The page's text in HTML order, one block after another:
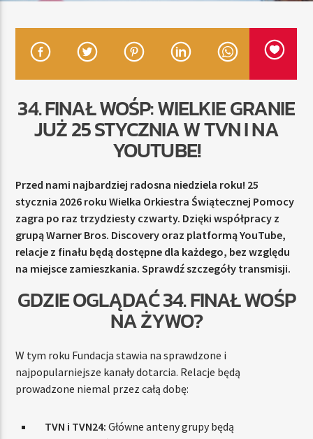
TERAZ
RADIO STREFA MUZY
21:00
34. FINAŁ WOŚP: WIELKIE GRANIE
JUŻ 25 STYCZNIA W TVN I NA
YOUTUBE!
Przed nami najbardziej radosna niedziela roku! 25
stycznia 2026 roku Wielka Orkiestra Świątecznej Pomocy
zagra po raz trzydziesty czwarty. Dzięki współpracy z
grupą Warner Bros. Discovery oraz platformą YouTube,
relacje z finału będą dostępne dla każdego, bez względu
na miejsce zamieszkania. Sprawdź szczegóły transmisji.
GDZIE OGLĄDAĆ 34. FINAŁ WOŚP
NA ŻYWO?
W tym roku Fundacja stawia na sprawdzone i
najpopularniejsze kanały dotarcia. Relacje będą
prowadzone niemal przez całą dobę:
TVN i TVN24: Główne anteny grupy będą